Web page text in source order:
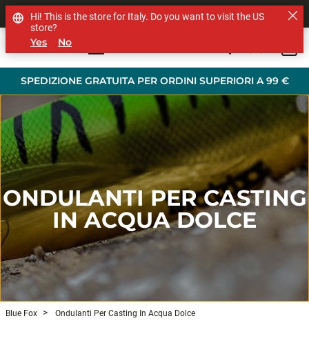
SPEDIZIONE GRATUITA PER ORDINI SUPERIORI A 99 €
SHOP OTHER BRANDS
ONDULANTI PER CASTING
IN ACQUA DOLCE
Blue Fox Ondulanti Per Casting In Acqua Dolce
Hi! This is the store for Italy. Do you want to visit the US
store?
Yes No